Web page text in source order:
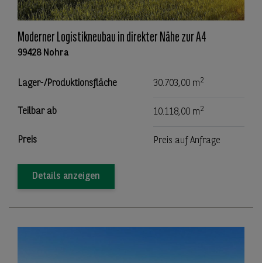
Moderner Logistikneubau in direkter Nähe zur A4
99428 Nohra
Lager-/Produktionsfläche 30.703,00 m2
Teilbar ab 10.118,00 m2
Preis Preis auf Anfrage
Details anzeigen